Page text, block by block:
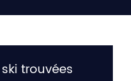
trouvées